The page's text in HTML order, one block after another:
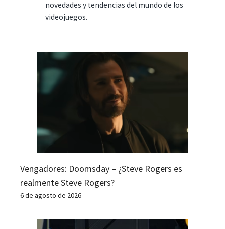
novedades y tendencias del mundo de los
videojuegos.
Vengadores: Doomsday – ¿Steve Rogers es
realmente Steve Rogers?
6 de agosto de 2026